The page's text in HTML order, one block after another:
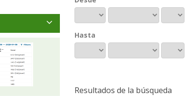
Hasta
Resultados de la búsqueda